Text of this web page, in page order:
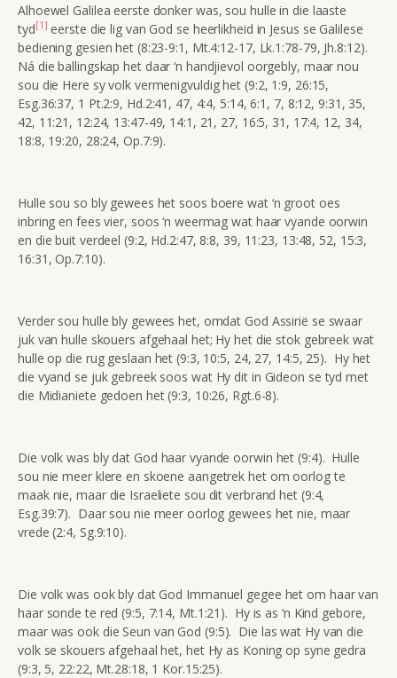
Alhoewel Galilea eerste donker was, sou hulle in die laaste
tyd[1] eerste die lig van God se heerlikheid in Jesus se Galilese
bediening gesien het (8:23-9:1, Mt.4:12-17, Lk.1:78-79, Jh.8:12).
Ná die ballingskap het daar ‘n handjievol oorgebly, maar nou
sou die Here sy volk vermenigvuldig het (9:2, 1:9, 26:15,
Esg.36:37, 1 Pt.2:9, Hd.2:41, 47, 4:4, 5:14, 6:1, 7, 8:12, 9:31, 35,
42, 11:21, 12:24, 13:47-49, 14:1, 21, 27, 16:5, 31, 17:4, 12, 34,
18:8, 19:20, 28:24, Op.7:9).
Hulle sou so bly gewees het soos boere wat ‘n groot oes
inbring en fees vier, soos ‘n weermag wat haar vyande oorwin
en die buit verdeel (9:2, Hd.2:47, 8:8, 39, 11:23, 13:48, 52, 15:3,
16:31, Op.7:10).
Verder sou hulle bly gewees het, omdat God Assirië se swaar
juk van hulle skouers afgehaal het; Hy het die stok gebreek wat
hulle op die rug geslaan het (9:3, 10:5, 24, 27, 14:5, 25). Hy het
die vyand se juk gebreek soos wat Hy dit in Gideon se tyd met
die Midianiete gedoen het (9:3, 10:26, Rgt.6-8).
Die volk was bly dat God haar vyande oorwin het (9:4). Hulle
sou nie meer klere en skoene aangetrek het om oorlog te
maak nie, maar die Israeliete sou dit verbrand het (9:4,
Esg.39:7). Daar sou nie meer oorlog gewees het nie, maar
vrede (2:4, Sg.9:10).
Die volk was ook bly dat God Immanuel gegee het om haar van
haar sonde te red (9:5, 7:14, Mt.1:21). Hy is as ‘n Kind gebore,
maar was ook die Seun van God (9:5). Die las wat Hy van die
volk se skouers afgehaal het, het Hy as Koning op syne gedra
(9:3, 5, 22:22, Mt.28:18, 1 Kor.15:25).